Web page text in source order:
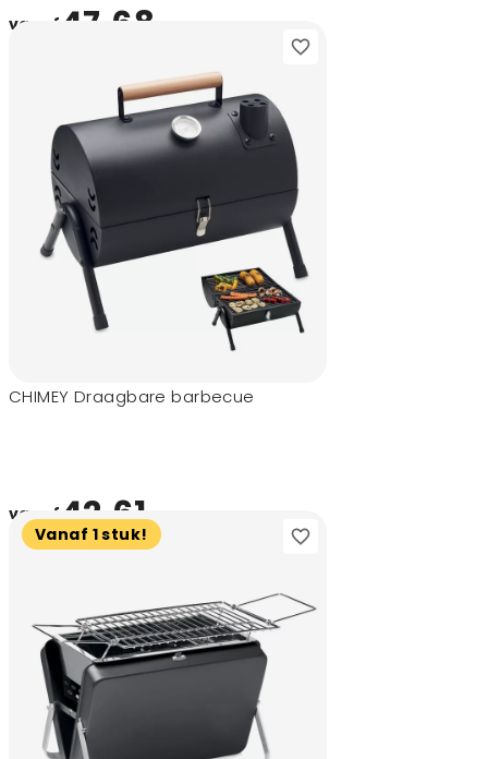
vanaf 47,68
CHIMEY Draagbare barbecue
vanaf42,61
Vanaf 1 stuk!